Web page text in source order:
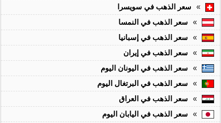
»
سعر الذهب في سويسرا
»
سعر الذهب في النمسا
»
سعر الذهب في إسبانيا
»
سعر الذهب في إيران
»
سعر الذهب في اليونان اليوم
»
سعر الذهب في البرتغال اليوم
»
سعر الذهب في العراق
»
سعر الذهب في اليابان اليوم